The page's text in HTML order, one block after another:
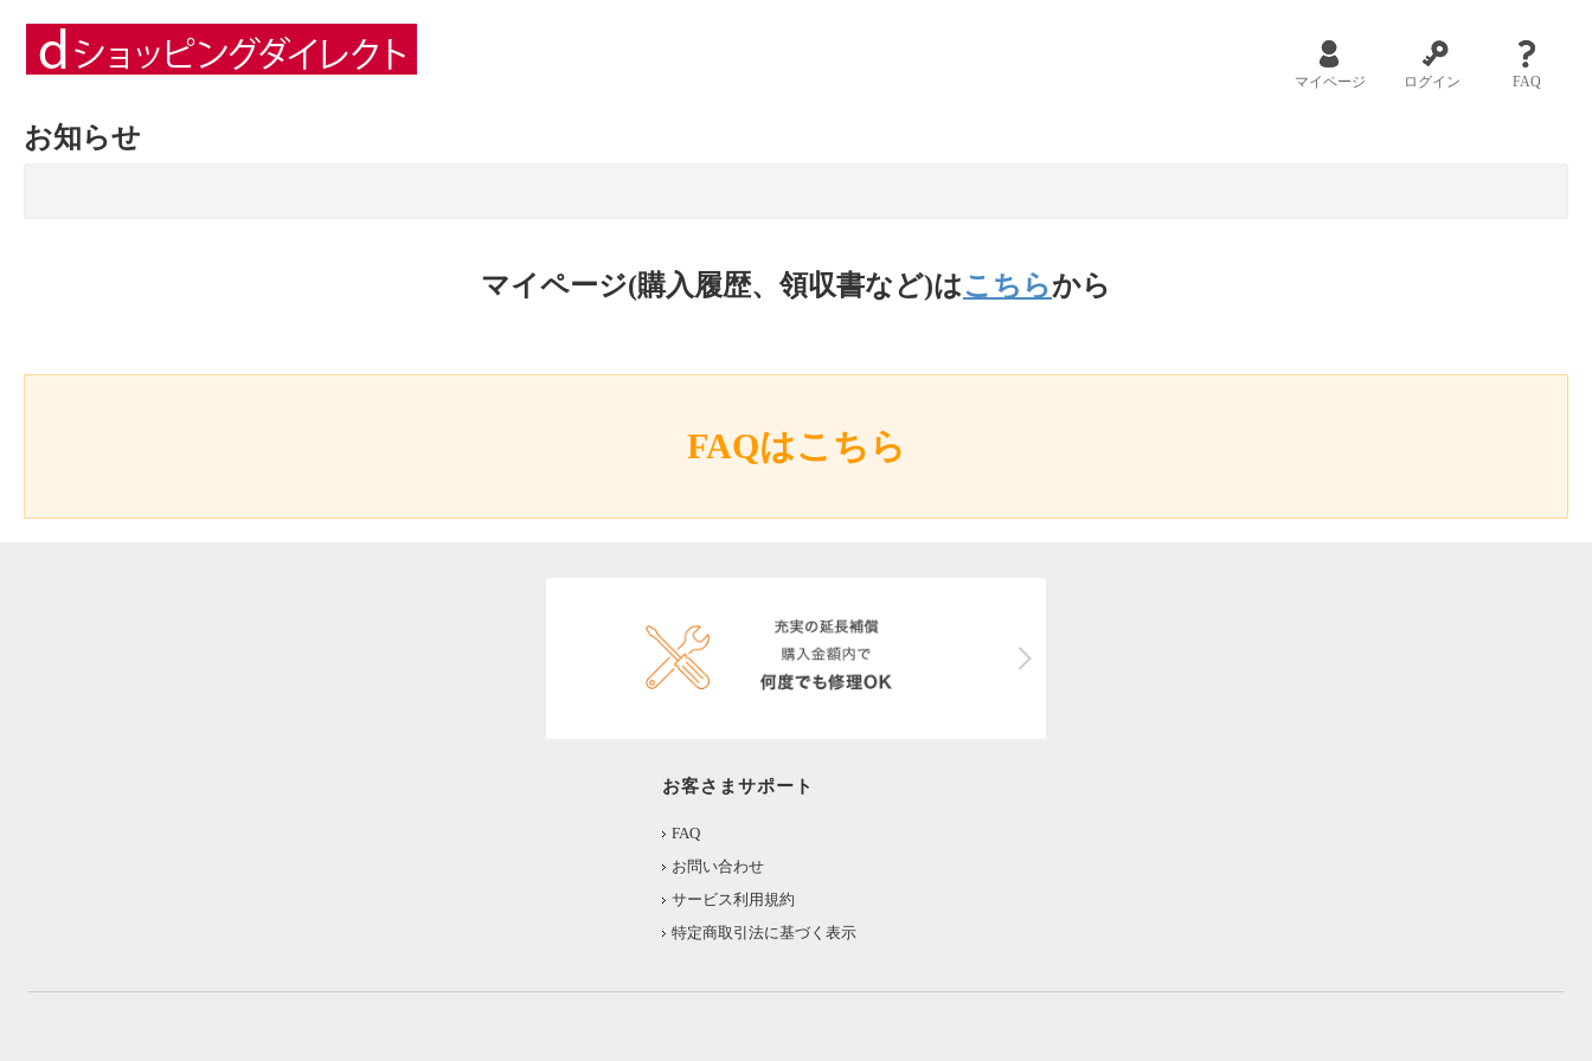
マイページ ログイン FAQ
お知らせ
マイページ(購入履歴、領収書など)はこちらから
FAQはこちら
お客さまサポート
FAQ
お問い合わせ
サービス利用規約
特定商取引法に基づく表示